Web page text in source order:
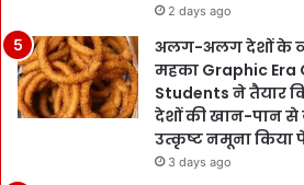
2 days ago
अलग-अलग देशों के
महका Graphic Era
Students ने तैयार
देशों की खान-पान से
उत्कृष्ट नमूना किया
3 days ago